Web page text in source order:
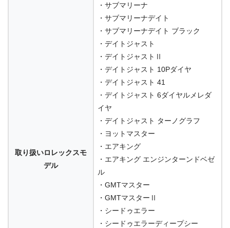
取り扱いロレックスモ
デル
・サブマリーナ
・サブマリーナデイト
・サブマリーナデイト ブラック
・デイトジャスト
・デイトジャストⅡ
・デイトジャスト 10Pダイヤ
・デイトジャスト 41
・デイトジャスト 6ダイヤルメレダ
イヤ
・デイトジャスト ターノグラフ
・ヨットマスター
・エアキング
・エアキング エンジンターンドベゼ
ル
・GMTマスター
・GMTマスターⅡ
・シードゥエラー
・シードゥエラーディープシー